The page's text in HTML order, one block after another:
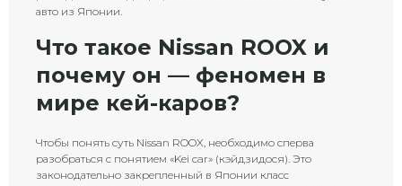
авто из Японии.
Что такое Nissan ROOX и
почему он — феномен в
мире кей-каров?
Чтобы понять суть Nissan ROOX, необходимо сперва
разобраться с понятием «Kei car» (кэйдзидося). Это
законодательно закрепленный в Японии класс